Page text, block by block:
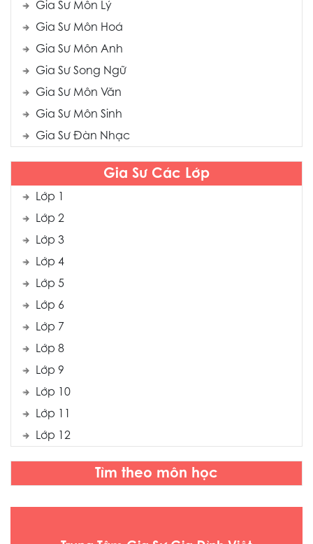
Gia Sư Môn Lý
Gia Sư Môn Hoá
Gia Sư Môn Anh
Gia Sư Song Ngữ
Gia Sư Môn Văn
Gia Sư Môn Sinh
Gia Sư Đàn Nhạc
Gia Sư Các Lớp
Lớp 1
Lớp 2
Lớp 3
Lớp 4
Lớp 5
Lớp 6
Lớp 7
Lớp 8
Lớp 9
Lớp 10
Lớp 11
Lớp 12
Tìm theo môn học